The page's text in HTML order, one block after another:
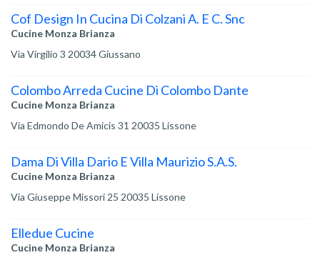
Cof Design In Cucina Di Colzani A. E C. Snc
Cucine Monza Brianza
Via Virgilio 3 20034 Giussano
Colombo Arreda Cucine Di Colombo Dante
Cucine Monza Brianza
Via Edmondo De Amicis 31 20035 Lissone
Dama Di Villa Dario E Villa Maurizio S.A.S.
Cucine Monza Brianza
Via Giuseppe Missori 25 20035 Lissone
Elledue Cucine
Cucine Monza Brianza